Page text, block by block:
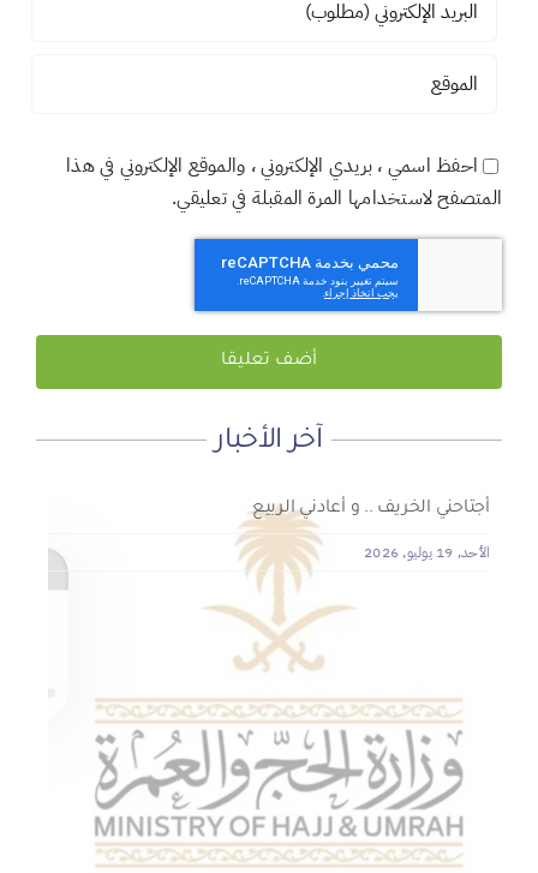
آخر الأخبار
الجمعية الخيرية للخدمات الاجتماعية بنجران تنفذ مشروعي
تأثيث المنازل وسداد الإيجارات بدعم من منصة ديم للمنح
التنموي
الأربعاء, 29 يوليو, 2026
أجتاحني الخريف .. و أعادني الربيع
الأحد, 19 يوليو, 2026
لماذا نعمل 8 ساعات؟
الجمعة, 3 يوليو, 2026
المنطقة الآمنة
الخميس, 2 يوليو, 2026
احفظ اسمي ، بريدي الإلكتروني ، والموقع الإلكتروني في هذا
المتصفح لاستخدامها المرة المقبلة في تعليقي.